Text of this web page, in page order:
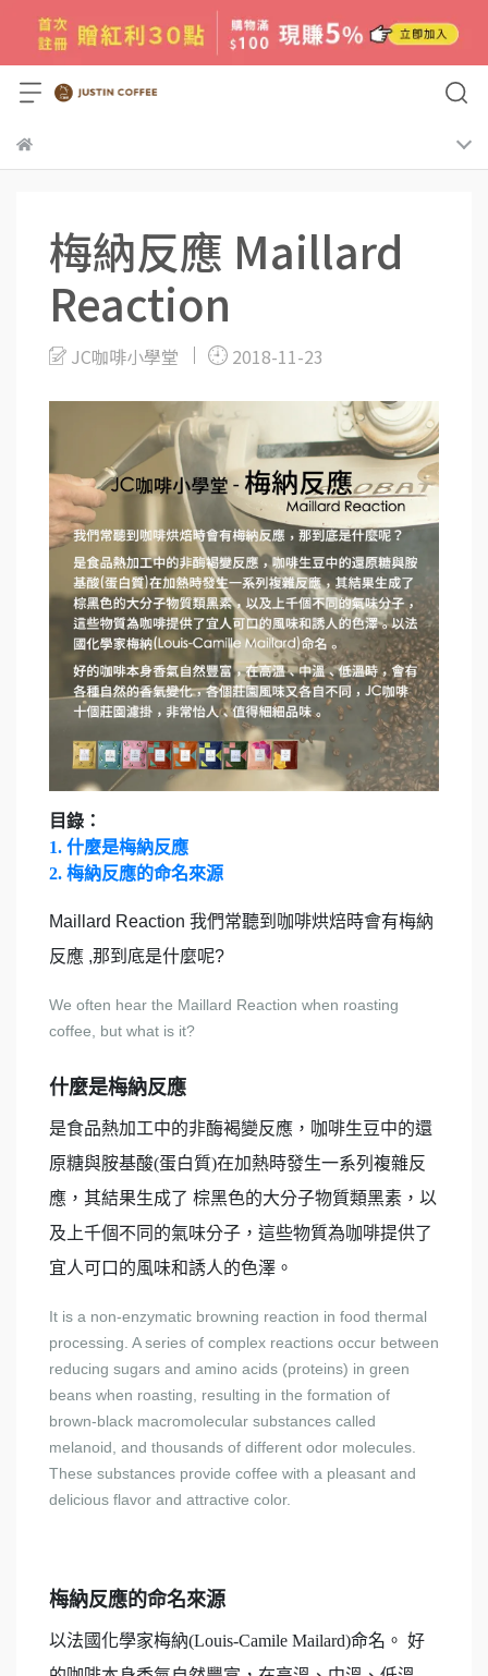
梅納反應 Maillard
Reaction
JC咖啡小學堂 2018-11-23
目錄：
1. 什麼是梅納反應
2. 梅納反應的命名來源
Maillard Reaction 我們常聽到咖啡烘焙時會有梅納
反應 ,那到底是什麼呢?
We often hear the Maillard Reaction when roasting
coffee, but what is it?
什麼是梅納反應
是食品熱加工中的非酶褐變反應，咖啡生豆中的還
原糖與胺基酸(蛋白質)在加熱時發生一系列複雜反
應，其結果生成了 棕黑色的大分子物質類黑素，以
及上千個不同的氣味分子，這些物質為咖啡提供了
宜人可口的風味和誘人的色澤。
It is a non-enzymatic browning reaction in food thermal
processing. A series of complex reactions occur between
reducing sugars and amino acids (proteins) in green
beans when roasting, resulting in the formation of
brown-black macromolecular substances called
melanoid, and thousands of different odor molecules.
These substances provide coffee with a pleasant and
delicious flavor and attractive color.
梅納反應的命名來源
以法國化學家梅納(Louis-Camile Mailard)命名。 好